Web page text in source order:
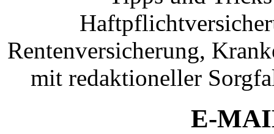
Rentenversicherung,
mit redaktioneller
E-